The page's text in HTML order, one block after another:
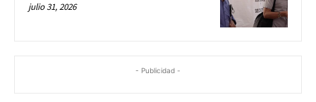
julio 31, 2026
- Publicidad -